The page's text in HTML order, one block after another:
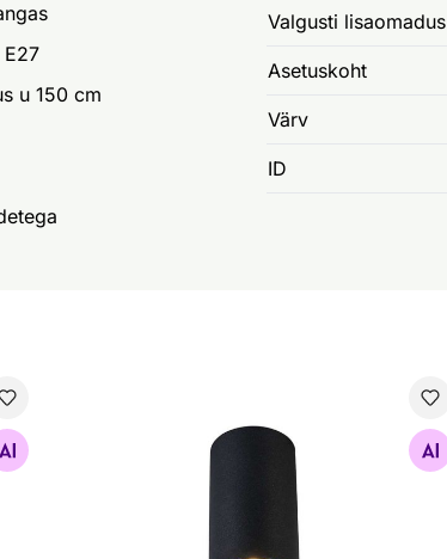
u 150 cm
Valgusti lisaomadus
Asetuskoht
Värv
ID